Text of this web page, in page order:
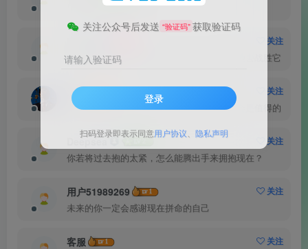
只要开始，虽晚不迟
关注
面对困难的时候，要勇敢、执着、不畏艰辛地去战胜它
追逐
关注
不管你面对的是什么，为你所爱的而奋斗都会是值得的
Deepsea
关注
你若将过去抱的太紧，怎么能腾出手来拥抱现在？
用户51989269
关注
未来的你一定会感谢现在拼命的自己
客服
关注
关注公众号后发送 “验证码” 获取验证码
请输入验证码
登录
扫码登录即表示同意用户协议 隐私声明